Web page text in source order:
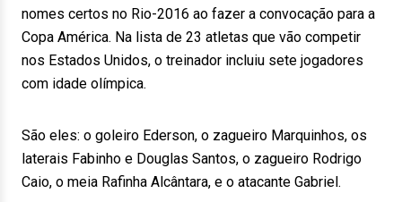
nomes certos no Rio-2016 ao fazer a convocação para a
Copa América. Na lista de 23 atletas que vão competir
nos Estados Unidos, o treinador incluiu sete jogadores
com idade olímpica.
São eles: o goleiro Ederson, o zagueiro Marquinhos, os
laterais Fabinho e Douglas Santos, o zagueiro Rodrigo
Caio, o meia Rafinha Alcântara, e o atacante Gabriel.